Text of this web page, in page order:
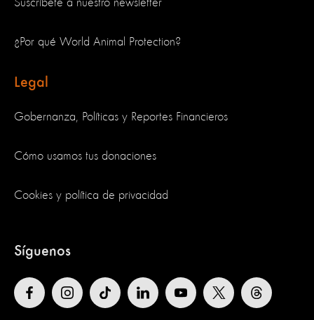
¿Por qué World Animal Protection?
Legal
Gobernanza, Políticas y Reportes Financieros
Cómo usamos tus donaciones
Cookies y política de privacidad
Síguenos